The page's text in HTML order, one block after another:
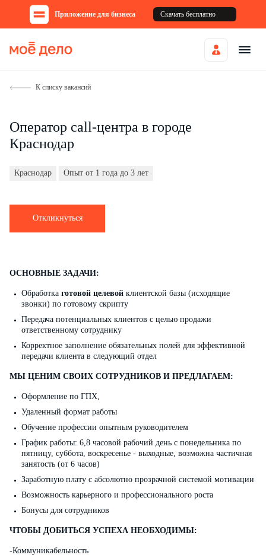
Приложение для бизнеса Скачать бесплатно
К списку вакансий
Оператор call-центра в городе
Краснодар
Краснодар Опыт от 1 года до 3 лет
Откликнуться
ОСНОВНЫЕ ЗАДАЧИ:
Обработка готовой целевой клиентской базы (исходящие
звонки) по готовому скрипту
Передача потенциальных клиентов с целью продажи
ответственному сотруднику
Корректное заполнение обязательных полей для эффективной
передачи клиента в следующий отдел
МЫ ЦЕНИМ СВОИХ СОТРУДНИКОВ И ПРЕДЛАГАЕМ:
Оформление по ГПХ,
Удаленный формат работы
Обучение профессии опытным руководителем
График работы: 6,8 часовой рабочий день с понедельника по
пятницу, суббота, воскресенье - выходные, возможна частичная
занятость (от 6 часов)
Заработную плату с абсолютно прозрачной системой мотивации
Возможность карьерного и профессионального роста
Бонусы для сотрудников
ЧТОБЫ ДОБИТЬСЯ УСПЕХА НЕОБХОДИМЫ:
-Коммуникабельность